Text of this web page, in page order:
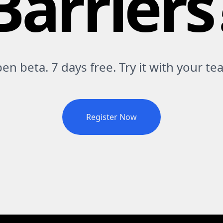
beta. 7 days free. Try it with your
Register Now